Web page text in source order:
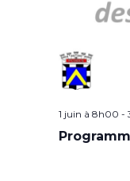
1 juin à 8h00 -